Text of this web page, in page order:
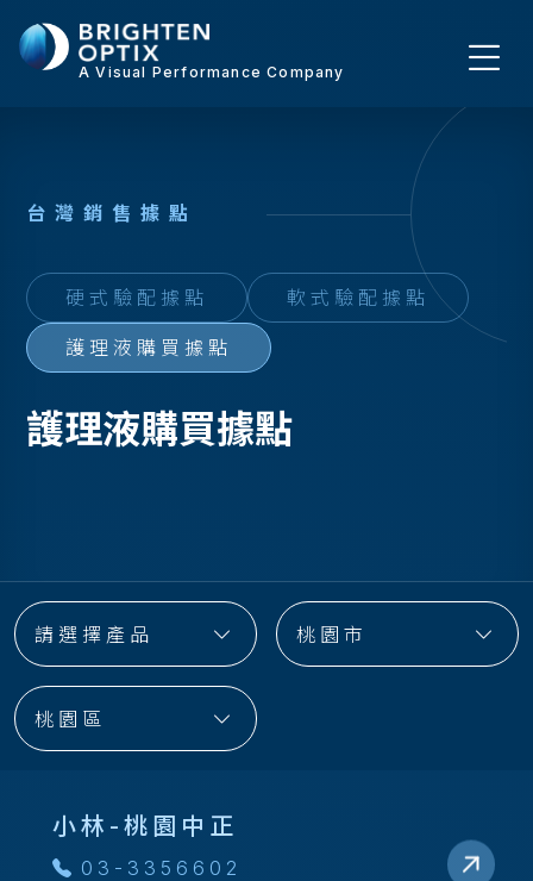
A Visual Performance Company
台灣銷 售據點
硬式驗配據點 軟式驗配據點
護理液購買據點
護理液購買據點
請選擇產品 桃園市
桃園區
小林-桃園中正
03-3356602